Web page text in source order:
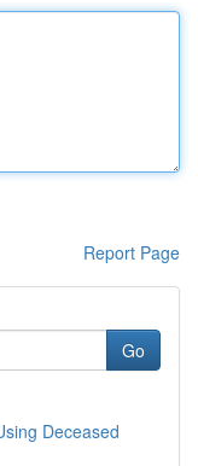
Report Page
Go
Deceased